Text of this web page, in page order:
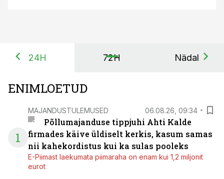
24H 72H Nädal
ENIMLOETUD
1
MAJANDUSTULEMUSED 06.08.26, 09:34
Põllumajanduse tippjuhi Ahti Kalde
firmades käive üldiselt kerkis, kasum samas
nii kahekordistus kui ka sulas pooleks
E-Piimast laekumata piimaraha on enam kui 1,2 miljonit
eurot